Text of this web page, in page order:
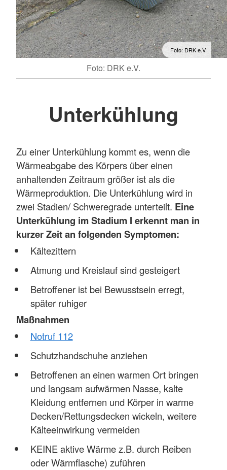
Foto: DRK e.V.
Foto: DRK e.V.
Unterkühlung
Zu einer Unterkühlung kommt es, wenn die
Wärmeabgabe des Körpers über einen
anhaltenden Zeitraum größer ist als die
Wärmeproduktion. Die Unterkühlung wird in
zwei Stadien/ Schweregrade unterteilt. Eine
Unterkühlung im Stadium I erkennt man in
kurzer Zeit an folgenden Symptomen:
Kältezittern
Atmung und Kreislauf sind gesteigert
Betroffener ist bei Bewusstsein erregt,
später ruhiger
Maßnahmen
Notruf 112
Schutzhandschuhe anziehen
Betroffenen an einen warmen Ort bringen
und langsam aufwärmen Nasse, kalte
Kleidung entfernen und Körper in warme
Decken/Rettungsdecken wickeln, weitere
Kälteeinwirkung vermeiden
KEINE aktive Wärme z.B. durch Reiben
oder Wärmflasche) zuführen